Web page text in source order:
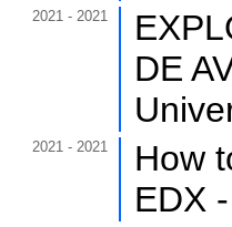
2021 - 2021
DE
2021 - 2021
How
EDX